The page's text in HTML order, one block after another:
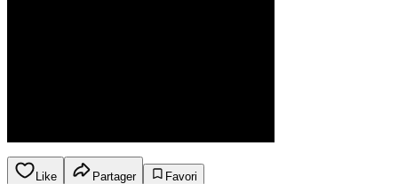
Like Partager
Favori